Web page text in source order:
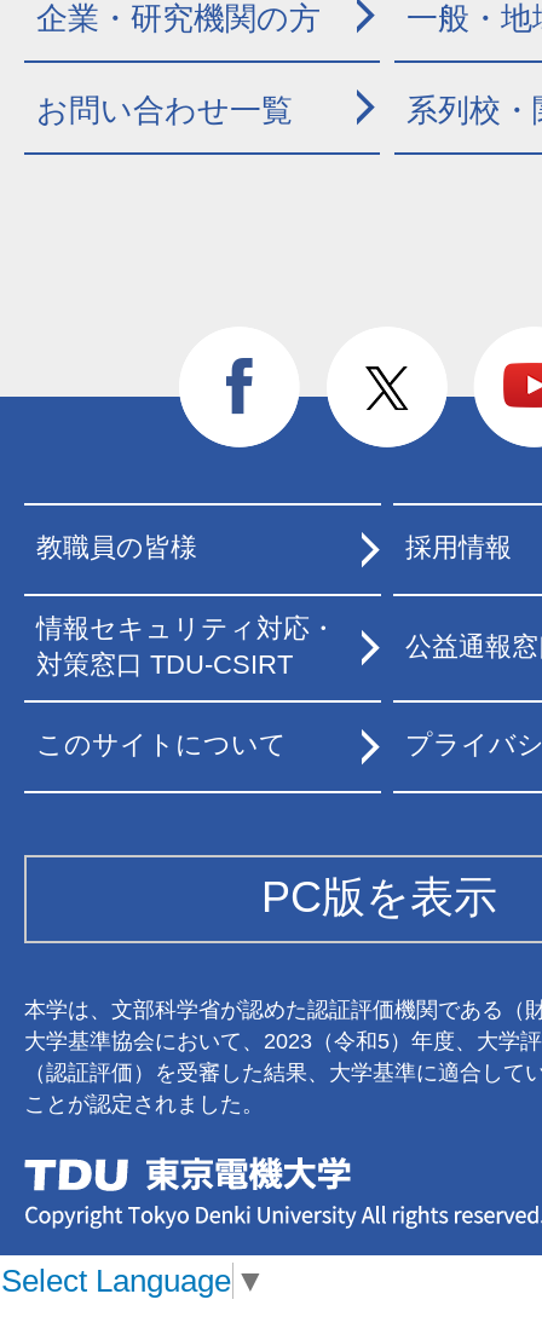
企業・研究機関の方 一般・地
お問い合わせ一覧 系列校
教職員の皆様 採用情報
情報セキュリティ対応・
対策窓口 TDU-CSIRT
公益通報
このサイトについて プライバ
PC版を表示
本学は、文部科学省が認めた認証評価機関である（
大学基準協会において、2023（令和5）年度、大学
（認証評価）を受審した結果、大学基準に適合して
ことが認定されました。
Select Language ▼